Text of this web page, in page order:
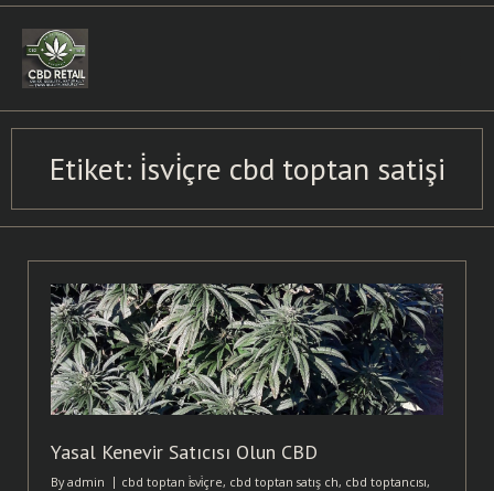
Skip
content
Etiket: i̇svi̇çre cbd toptan satişi
Yasal Kenevir Satıcısı Olun CBD
Byadmin cbd toptan i̇svi̇çre, cbd toptan satış ch, cbd toptancısı,